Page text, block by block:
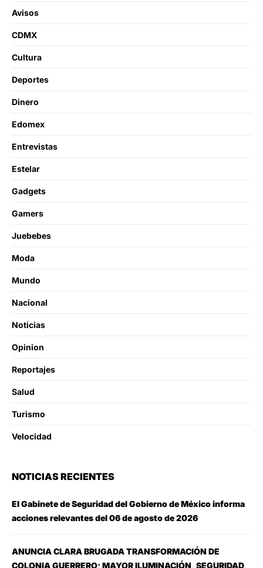
Avisos
CDMX
Cultura
Deportes
Dinero
Edomex
Entrevistas
Estelar
Gadgets
Gamers
Juebebes
Moda
Mundo
Nacional
Noticias
Opinion
Reportajes
Salud
Turismo
Velocidad
NOTICIAS RECIENTES
El Gabinete de Seguridad del Gobierno de México informa
acciones relevantes del 06 de agosto de 2026
ANUNCIA CLARA BRUGADA TRANSFORMACIÓN DE
COLONIA GUERRERO; MAYOR ILUMINACIÓN, SEGURIDAD,